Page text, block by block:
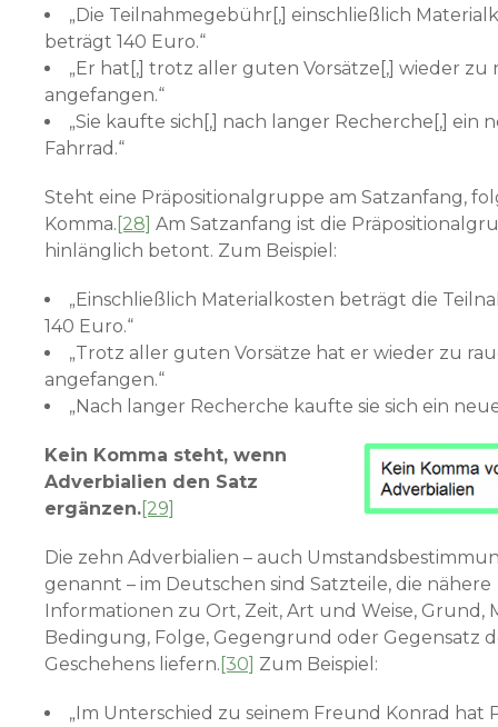
„Die Teilnahmegebühr[,] einschließlich
beträgt 140 Euro.“
„Er hat[,] trotz aller guten Vorsätze[,] wieder zu
angefangen.“
„Sie kaufte sich[,] nach langer Recherche[,] ein
Fahrrad.“
Steht eine Präpositionalgruppe am Satzanfang,
Komma. [28] Am Satzanfang ist die
hinlänglich betont. Zum Beispiel:
„Einschließlich Materialkosten beträgt die
140 Euro.“
„Trotz aller guten Vorsätze hat er wieder zu
angefangen.“
„Nach langer Recherche kaufte sie sich ein
Kein Komma steht, wenn
Adverbialien den Satz
ergänzen.[29]
Die zehn Adverbialien – auch
genannt – im Deutschen sind Satzteile, die nähere
Informationen zu Ort, Zeit, Art und Weise, Grund,
Bedingung, Folge, Gegengrund oder Gegensatz
Geschehens liefern. [30] Zum Beispiel:
„Im Unterschied zu seinem Freund Konrad hat